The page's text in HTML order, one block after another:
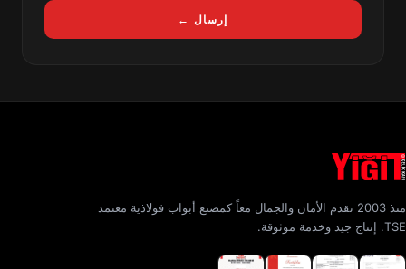
إرسال ←
منذ 2003 نقدم الأمان والجمال معاً كمصنع أبواب فولاذية معتمد
TSE. إنتاج جيد وخدمة موثوقة.